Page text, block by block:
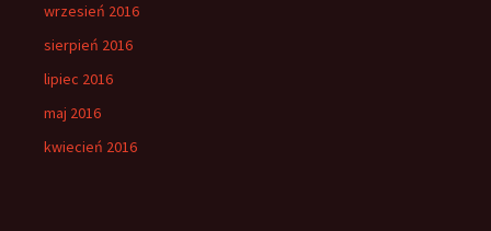
wrzesień 2016
sierpień 2016
lipiec 2016
maj 2016
kwiecień 2016